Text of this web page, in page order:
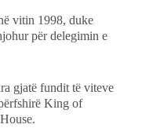
vitin 1998, duke
për delegimin e
gjatë fundit të viteve
King of